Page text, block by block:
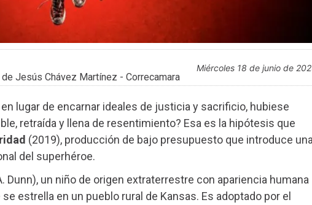
Jesús Chávez Martínez - Correcamara
miércoles 18 de junio de
lugar de encarnar ideales de justicia y sacrificio, hubiese
retraída y llena de resentimiento? Esa es la hipótesis que
(2019), producción de bajo presupuesto que introduce una
del superhéroe.
Dunn), un niño de origen extraterrestre con apariencia humana
estrella en un pueblo rural de Kansas. Es adoptado por el